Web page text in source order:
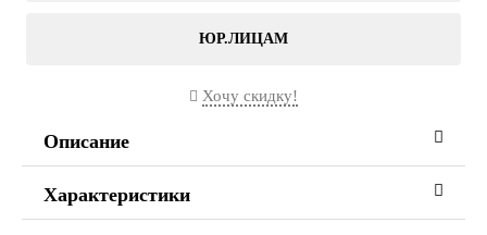
ЮР.ЛИЦАМ
Хочу скидку!
Описание
Характеристики